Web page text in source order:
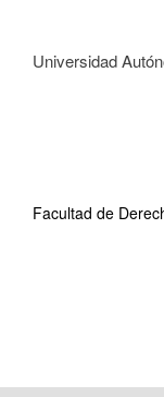
Universidad
Facultad de